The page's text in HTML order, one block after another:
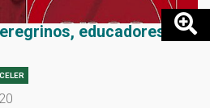
educadores e